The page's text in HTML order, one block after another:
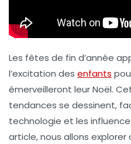
Les fêtes de fin d’année
l’excitation des enfants
émerveilleront leur Noël.
tendances se dessinent,
technologie et les
article, nous allons explorer